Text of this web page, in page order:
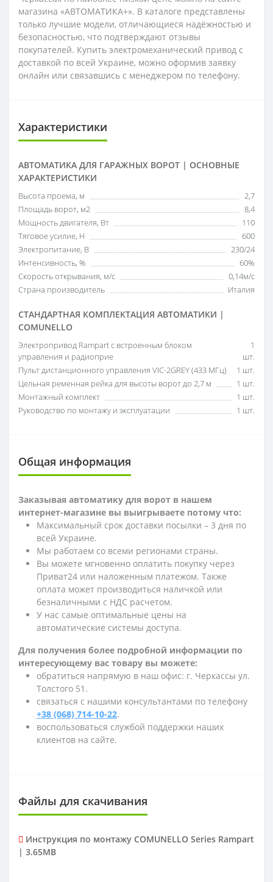
магазина «АВТОМАТИКА+». В каталоге представлены
только лучшие модели, отличающиеся надёжностью и
безопасностью, что подтверждают отзывы
покупателей. Купить электромеханический привод с
доставкой по всей Украине, можно оформив заявку
онлайн или связавшись с менеджером по телефону.
Характеристики
АВТОМАТИКА ДЛЯ ГАРАЖНЫХ ВОРОТ | ОСНОВНЫЕ
ХАРАКТЕРИСТИКИ
Высота проема, м
2,7
Площадь ворот, м2
8,4
Мощность двигателя, Вт
110
Тяговое усилие, Н
600
Электропитание, В
230/24
Интенсивность, %
60%
Скорость открывания, м/с
0,14м/с
Страна производитель
Италия
СТАНДАРТНАЯ КОМПЛЕКТАЦИЯ АВТОМАТИКИ |
COMUNELLO
Электропривод Rampart с встроенным блоком
управления и радиоприе
1
шт.
Пульт дистанционного управления VIC-2GREY (433 МГц)
1 шт.
Цельная ременная рейка для высоты ворот до 2,7 м
1 шт.
Монтажный комплект
1 шт.
Руководство по монтажу и эксплуатации
1 шт.
Общая информация
Заказывая автоматику для ворот в нашем
интернет-магазине вы выигрываете потому что:
Максимальный срок доставки посылки – 3 дня по
всей Украине.
Мы работаем со всеми регионами страны.
Вы можете мгновенно оплатить покупку через
Приват24 или наложенным платежом. Также
оплата может производиться наличкой или
безналичными с НДС расчетом.
У нас самые оптимальные цены на
автоматические системы доступа.
Для получения более подробной информации по
интересующему вас товару вы можете:
обратиться напрямую в наш офис: г. Черкассы ул.
Толстого 51.
связаться с нашими консультантами по телефону
+38 (068) 714-10-22.
воспользоваться службой поддержки наших
клиентов на сайте.
Файлы для скачивания
Инструкция по монтажу COMUNELLO Series Rampart
| 3.65MB